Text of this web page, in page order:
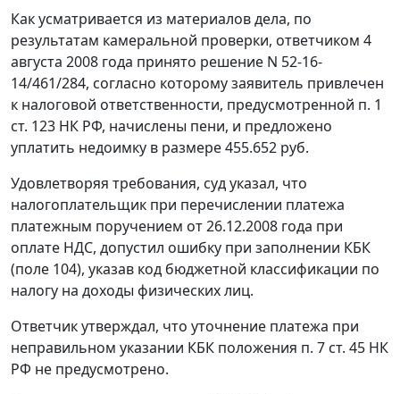
Как усматривается из материалов дела, по
результатам камеральной проверки, ответчиком 4
августа 2008 года принято решение N 52-16-
14/461/284, согласно которому заявитель привлечен
к налоговой ответственности, предусмотренной п. 1
ст. 123 НК РФ, начислены пени, и предложено
уплатить недоимку в размере 455.652 руб.
Удовлетворяя требования, суд указал, что
налогоплательщик при перечислении платежа
платежным поручением от 26.12.2008 года при
оплате НДС, допустил ошибку при заполнении КБК
(поле 104), указав код бюджетной классификации по
налогу на доходы физических лиц.
Ответчик утверждал, что уточнение платежа при
неправильном указании КБК положения п. 7 ст. 45 НК
РФ не предусмотрено.